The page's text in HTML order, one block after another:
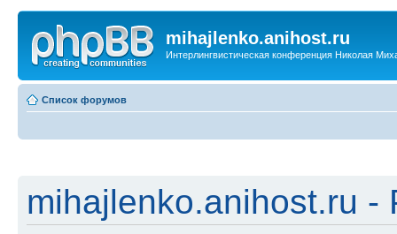
mihajlenko.anihost.ru
Интерлингвистическая конференция Николая
Список форумов
mihajlenko.anihost.ru -